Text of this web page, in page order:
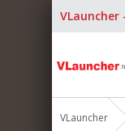
VLauncher